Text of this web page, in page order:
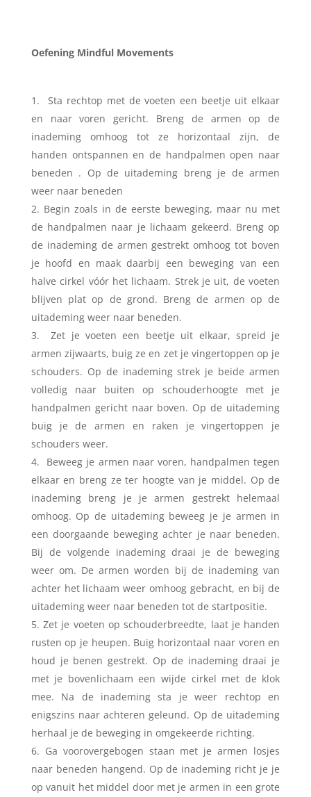
Oefening Mindful Movements
Sta rechtop met de voeten een beetje uit elkaar
en naar voren gericht. Breng de armen op de
inademing omhoog tot ze horizontaal zijn, de
handen ontspannen en de handpalmen open naar
beneden . Op de uitademing breng je de armen
weer naar beneden
Begin zoals in de eerste beweging, maar nu met
de handpalmen naar je lichaam gekeerd. Breng op
de inademing de armen gestrekt omhoog tot boven
je hoofd en maak daarbij een beweging van een
halve cirkel vóór het lichaam. Strek je uit, de voeten
blijven plat op de grond. Breng de armen op de
uitademing weer naar beneden.
Zet je voeten een beetje uit elkaar, spreid je
armen zijwaarts, buig ze en zet je vingertoppen op je
schouders. Op de inademing strek je beide armen
volledig naar buiten op schouderhoogte met je
handpalmen gericht naar boven. Op de uitademing
buig je de armen en raken je vingertoppen je
schouders weer.
Beweeg je armen naar voren, handpalmen tegen
elkaar en breng ze ter hoogte van je middel. Op de
inademing breng je je armen gestrekt helemaal
omhoog. Op de uitademing beweeg je je armen in
een doorgaande beweging achter je naar beneden.
Bij de volgende inademing draai je de beweging
weer om. De armen worden bij de inademing van
achter het lichaam weer omhoog gebracht, en bij de
uitademing weer naar beneden tot de startpositie.
Zet je voeten op schouderbreedte, laat je handen
rusten op je heupen. Buig horizontaal naar voren en
houd je benen gestrekt. Op de inademing draai je
met je bovenlichaam een wijde cirkel met de klok
mee. Na de inademing sta je weer rechtop en
enigszins naar achteren geleund. Op de uitademing
herhaal je de beweging in omgekeerde richting.
Ga voorovergebogen staan met je armen losjes
naar beneden hangend. Op de inademing richt je je
op vanuit het middel door met je armen in een grote